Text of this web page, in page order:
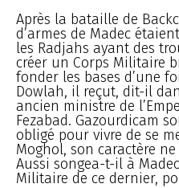
Après la bataille de
d’armes de Madec
les Radjahs ayant des
créer un Corps Militaire
fonder les bases d’une
Dowlah, il reçut, dit-il
ancien ministre de
Fezabad. Gazourdicam
obligé pour vivre de se
Moghol, son caractère
Aussi songea-t-il à
Militaire de ce dernier,